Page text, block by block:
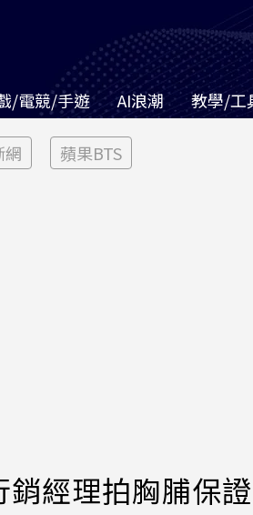
/電競/手遊 AI浪潮 教學/工
網 蘋果BTS
經理拍胸脯保